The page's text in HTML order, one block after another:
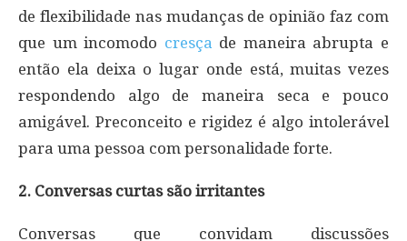
de flexibilidade nas mudanças de opinião faz com
que um incomodo cresça de maneira abrupta e
então ela deixa o lugar onde está, muitas vezes
respondendo algo de maneira seca e pouco
amigável. Preconceito e rigidez é algo intolerável
para uma pessoa com personalidade forte.
2. Conversas curtas são irritantes
Conversas que convidam discussões